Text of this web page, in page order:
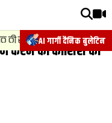
AI गार्गी दैनिक बुलेटिन
सूझबूझ से टला बड़ा हादसा.
करने की कोशिश की